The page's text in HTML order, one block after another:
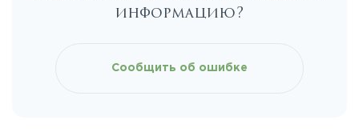
информацию?
Сообщить об ошибке